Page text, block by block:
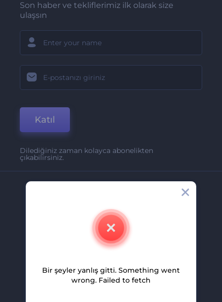
Son haber ve tekliflerimiz ilk olarak size
ulaşsın
Katıl
Dilediğiniz zaman kolayca abonelikten
çıkabilirsiniz.
Hakkımızda
İletişim
Kariyer
Ortaklık Programı
Bir şeyler yanlış gitti. Something went
wrong. Failed to fetch